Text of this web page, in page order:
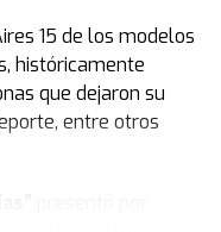
15 de los modelos
históricamente
que dejaron su
entre otros